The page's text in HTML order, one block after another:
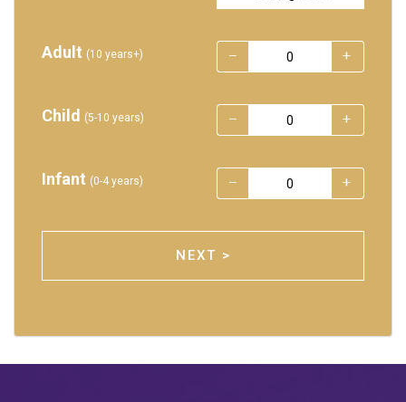
Adult (10 years+)
Child (5-10 years)
Infant (0-4 years)
NEXT >